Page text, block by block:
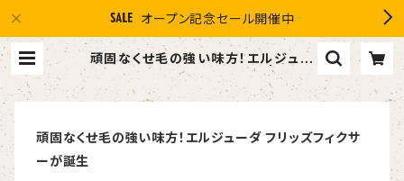
オープン記念セール開催中
頑固なくせ毛の強い味方！エルジュー
ダ フリッズフィクサーが誕生 | １０％
OFF スマイルグループ感謝店 #イ
マヘア the U 強髪
頑固なくせ毛の強い味方！エルジューダ フリッズフィクサ
ーが誕生